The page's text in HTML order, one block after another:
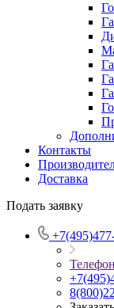
Контакты
Доставка
Подать заявку